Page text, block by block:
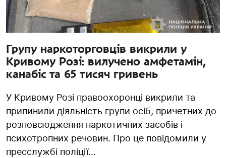
Групу наркоторговців викрили у
Кривому Розі: вилучено амфетамін,
канабіс та 65 тисяч гривень
У Кривому Розі правоохоронці викрили та
припинили діяльність групи осіб, причетних до
розповсюдження наркотичних засобів і
психотропних речовин. Про це повідомили у
пресслужбі поліції...